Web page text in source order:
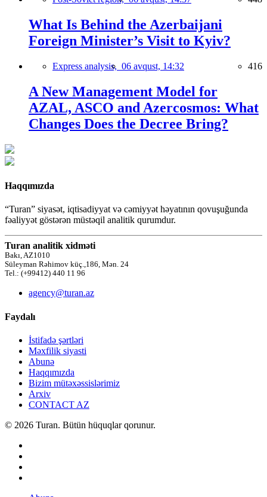
What Is Behind the Azerbaijani
Foreign Minister’s Visit to Kyiv?
Express analysis, 06 avqust, 14:32 416
A New Management Model for
AZAL, ASCO and Azercosmos: What
Changes Does the Decree Bring?
Haqqımızda
“Turan” siyasət, iqtisadiyyat və cəmiyyət həyatının qovuşuğunda
fəaliyyət göstərən müstəqil analitik qurumdur.
Turan analitik xidməti
Bakı, AZ1010
Süleyman Rəhimov küç.,186, Mən. 24
Tel.: (+99412) 440 11 96
agency@turan.az
Faydalı
İstifadə şərtləri
Məxfilik siyasti
Abunə
Haqqımızda
Bizim mütəxəssislərimiz
Arxiv
CONTACT AZ
© 2026 Turan. Bütün hüquqlar qorunur.